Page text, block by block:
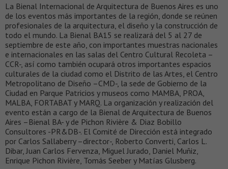
La Bienal Internacional de Arquitectura de Buenos Aires es uno
de los eventos más importantes de la región, donde se reúnen
profesionales de la arquitectura, el diseño y la construcción de
todo el mundo. La Bienal BA15 se realizará del 5 al 27 de
septiembre de este año, con importantes muestras nacionales
e internacionales en las salas del Centro Cultural Recoleta –
CCR-, así como también ocupará otros importantes espacios
culturales de la ciudad como el Distrito de las Artes, el Centro
Metropolitano de Diseño –CMD-, la sede de Gobierno de la
Ciudad en Parque Patricios y museos como MAMBA, PROA,
MALBA, FORTABAT y MARQ. La organización y realización del
evento están a cargo de la Bienal de Arquitectura de Buenos
Aires –Bienal BA- y de Pichon Rivière & Diaz Bobillo
Consultores -PR&DB-. El Comité de Dirección está integrado
por Carlos Sallaberry –director-, Roberto Converti, Carlos L.
Dibar, Juan Carlos Fervenza, Miguel Jurado, Daniel Muñiz,
Enrique Pichon Rivière, Tomás Seeber y Matías Glusberg.